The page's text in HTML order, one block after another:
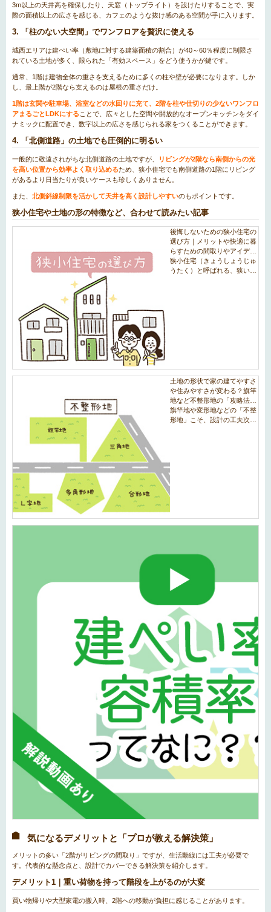
3m以上の天井高を確保したり、天窓（トップライト）を設けたりすることで、実
際の面積以上の広さを感じる、カフェのような抜け感のある空間が手に入ります。
3. 「柱のない大空間」でワンフロアを贅沢に使える
城西エリアは建ぺい率（敷地に対する建築面積の割合）が40～60％程度に制限さ
れている土地が多く、限られた「有効スペース」をどう使うかが鍵です。
通常、1階は建物全体の重さを支えるために多くの柱や壁が必要になります。しか
し、最上階が2階なら支えるのは屋根の重さだけ。
1階は玄関や駐車場、浴室などの水回りに充て、2階を柱や仕切りの少ないワンフロ
アまるごとLDKにする ことで、広々とした空間や開放的なオープンキッチンをダイ
ナミックに配置でき、数字以上の広さを感じられる家をつくることができます。
4. 「北側道路」の土地でも圧倒的に明るい
一般的に敬遠されがちな北側道路の土地ですが、
リビングが2階なら南側からの光
を高い位置から効率よく取り込めるため、狭小住宅でも南側道路の1階にリビング
があるより日当たりが良いケースも珍しくありません。
また、 北側斜線制限を活かして天井を高く設計しやすいのもポイントです。
狭小住宅や土地の形の特徴など、合わせて読みたい記事
気になるデメリットと「プロが教える解決策」
メリットの多い「2階がリビングの間取り」ですが、生活動線には工夫が必要で
す。代表的な懸念点と、設計でカバーできる解決策を紹介します。
デメリット1｜重い荷物を持って階段を上がるのが大変
買い物帰りや大型家電の搬入時、2階への移動が負担に感じることがあります。